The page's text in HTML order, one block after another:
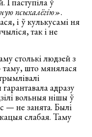
псыхалёгію».
і ў кулькусамі ня
так і не
столькі людзей з
таму, што мянялася
адразу
вольныя нішы ў
— не занята. Былі
слабая. Таму